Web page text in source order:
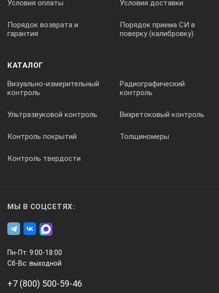
0,5
Шаг выбора тока трубки
0,1
Ватт
Условия оплаты Условия доставки
Порядок возврата и
гарантия
Порядок приема СИ в
поверку (калибровку)
КАТАЛОГ
Визуально-измерительный
контроль
Радиографический
контроль
Ультразвуковой контроль Вихретоковый контроль
Контроль покрытий Толщиномеры
Контроль твердости
МЫ В СОЦСЕТЯХ:
Пн-Пт: 9:00-18:00
Сб-Вс: выходной
+7 (800) 500-59-46